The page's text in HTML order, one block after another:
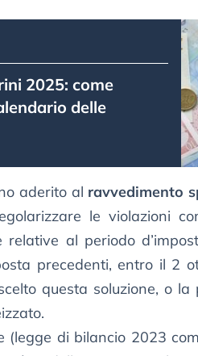
2025: come
delle
aderito al ravvedimento
le violazioni
relative al periodo
precedenti, entro il 2
questa soluzione, o
(legge di bilancio 2023